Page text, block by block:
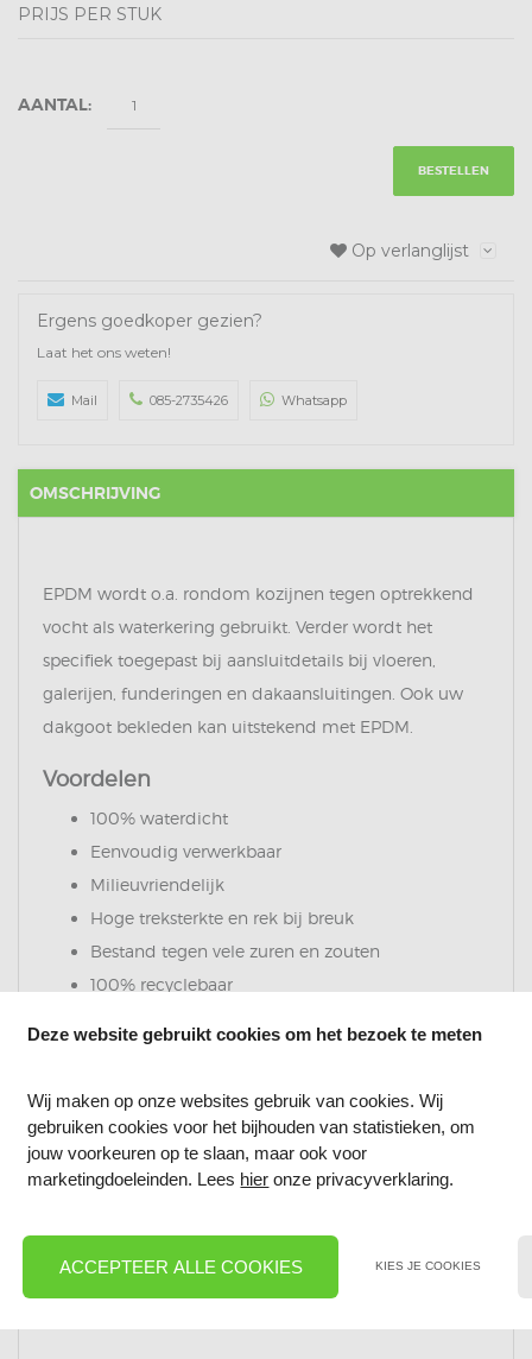
PRIJS PER STUK
AANTAL:
BESTELLEN
Op verlanglijst
Ergens goedkoper gezien?
Laat het ons weten!
Mail 085-2735426 Whatsapp
OMSCHRIJVING
EPDM wordt o.a. rondom kozijnen tegen optrekkend
vocht als waterkering gebruikt. Verder wordt het
specifiek toegepast bij aansluitdetails bij vloeren,
galerijen, funderingen en dakaansluitingen. Ook uw
dakgoot bekleden kan uitstekend met EPDM.
Voordelen
100% waterdicht
Eenvoudig verwerkbaar
Milieuvriendelijk
Hoge treksterkte en rek bij breuk
Bestand tegen vele zuren en zouten
100% recyclebaar
temperatuurschommelingen
UV-bestendig
In veel breedtes mogelijk
EPDM stroken zijn licht in gewicht, snel en eenvoudig
duurzame afdichting, en zijn volledig bestand tegen
hoge en lage temperaturen en UV-straling.
Deze website gebruikt cookies om het bezoek te meten
Wij maken op onze websites gebruik van cookies. Wij
gebruiken cookies voor het bijhouden van statistieken, om
jouw voorkeuren op te slaan, maar ook voor
marketingdoeleinden. Lees hier onze privacyverklaring.
ACCEPTEER ALLE COOKIES KIES JE COOKIES